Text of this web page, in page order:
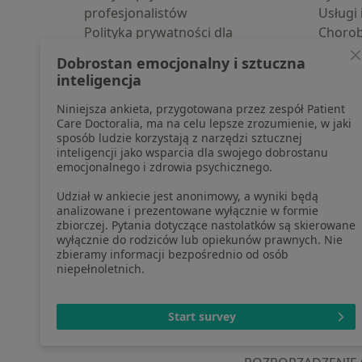
profesjonalistów
Polityka prywatności dla
pozyskaliśmy samodzielnie
Polityka cookies
Jak działają wyniki wyszukiwania
Dostępność
O nas
Praca Rekrutujemy!
Partnerzy
Centrum prasowe
Kontakt
Pomoc
Blog
otwiera się w
otwiera
Dobrostan emocjonalny i sztuczna
inteligencja
Niniejsza ankieta, przygotowana przez zespół Patient
Care Doctoralia, ma na celu lepsze zrozumienie, w jaki
sposób ludzie korzystają z narzędzi sztucznej
inteligencji jako wsparcia dla swojego dobrostanu
emocjonalnego i zdrowia psychicznego.
Udział w ankiecie jest anonimowy, a wyniki będą
analizowane i prezentowane wyłącznie w formie
zbiorczej. Pytania dotyczące nastolatków są skierowane
wyłącznie do rodziców lub opiekunów prawnych. Nie
zbieramy informacji bezpośrednio od osób
niepełnoletnich.
Start survey